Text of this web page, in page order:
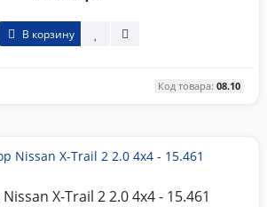
В корзину
Код товара: 08.10
X-Trail 2 2.0 4x4 - 15.461